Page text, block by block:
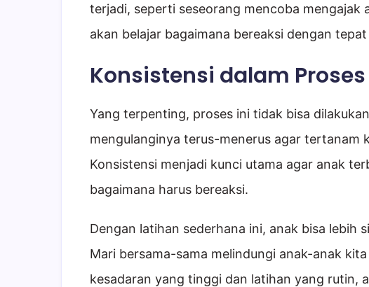
terjadi, seperti seseorang mencoba mengajak
akan belajar bagaimana bereaksi dengan
Konsistensi dalam
Yang terpenting, proses ini tidak bisa
mengulanginya terus-menerus agar tertanam
Konsistensi menjadi kunci utama agar anak
bagaimana harus bereaksi.
Dengan latihan sederhana ini, anak bisa lebih
Mari bersama-sama melindungi anak-anak
kesadaran yang tinggi dan latihan yang rutin,